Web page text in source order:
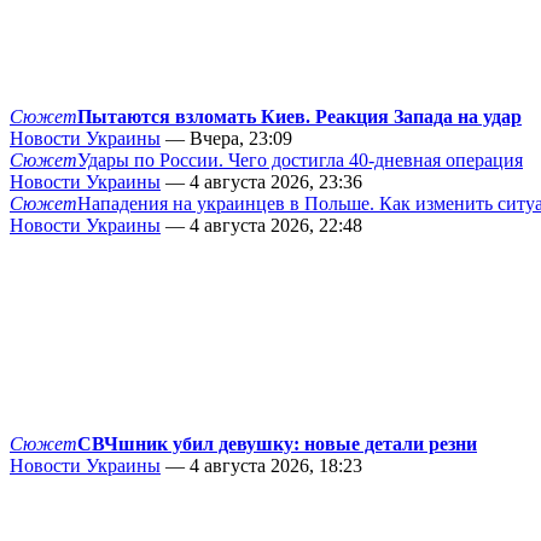
СюжетПытаются взломать Киев. Реакция Запада на удар
Новости Украины — Вчера, 23:09
СюжетУдары по России. Чего достигла 40-дневная операция
Новости Украины — 4 августа 2026, 23:36
СюжетНападения на украинцев в Польше. Как изменить
Новости Украины — 4 августа 2026, 22:48
СюжетСВЧшник убил девушку: новые детали резни
Новости Украины — 4 августа 2026, 18:23